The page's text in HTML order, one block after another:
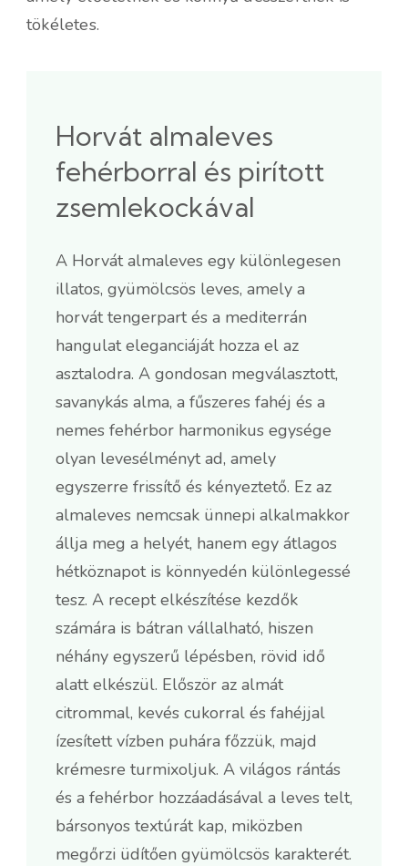
tökéletes.
Horvát almaleves
fehérborral és pirított
zsemlekockával
A Horvát almaleves egy különlegesen
illatos, gyümölcsös leves, amely a
horvát tengerpart és a mediterrán
hangulat eleganciáját hozza el az
asztalodra. A gondosan megválasztott,
savanykás alma, a fűszeres fahéj és a
nemes fehérbor harmonikus egysége
olyan levesélményt ad, amely
egyszerre frissítő és kényeztető. Ez az
almaleves nemcsak ünnepi alkalmakkor
állja meg a helyét, hanem egy átlagos
hétköznapot is könnyedén különlegessé
tesz. A recept elkészítése kezdők
számára is bátran vállalható, hiszen
néhány egyszerű lépésben, rövid idő
alatt elkészül. Először az almát
citrommal, kevés cukorral és fahéjjal
ízesített vízben puhára főzzük, majd
krémesre turmixoljuk. A világos rántás
és a fehérbor hozzáadásával a leves telt,
bársonyos textúrát kap, miközben
megőrzi üdítően gyümölcsös karakterét.